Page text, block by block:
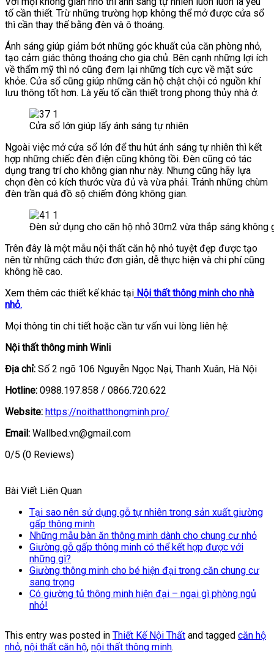
tố cần thiết. Trừ những trường hợp không thể mở được cửa sổ
thì cần thay thế bằng đèn và ô thoáng.
Ánh sáng giúp giảm bớt những góc khuất của căn phòng nhỏ,
tạo cảm giác thông thoáng cho gia chủ. Bên cạnh những lợi ích
về thẩm mỹ thì nó cũng đem lại những tích cực về mặt sức
khỏe. Cửa sổ cũng giúp những căn hộ chật chội có nguồn khí
lưu thông tốt hơn. Là yếu tố cần thiết trong phong thủy nhà ở.
Cửa sổ lớn giúp lấy ánh sáng tự nhiên
Ngoài việc mở cửa sổ lớn để thu hút ánh sáng tự nhiên thì kết
hợp những chiếc đèn điện cũng không tồi. Đèn cũng có tác
dụng trang trí cho không gian như này. Nhưng cũng hãy lựa
chọn đèn có kích thước vừa đủ và vừa phải. Tránh những chùm
đèn trần quá đồ sộ chiếm đóng không gian.
Đèn sử dụng cho căn hộ nhỏ 30m2 vừa thắp sáng không
Trên đây là một mẫu nội thất căn hộ nhỏ tuyệt đẹp được tạo
nên từ những cách thức đơn giản, dễ thực hiện và chi phí cũng
không hề cao.
Xem thêm các thiết kế khác tại Nội thất thông minh cho nhà
nhỏ.
Mọi thông tin chi tiết hoặc cần tư vấn vui lòng liên hệ:
Nội thất thông minh Winli
Địa chỉ: Số 2 ngõ 106 Nguyễn Ngọc Nại, Thanh Xuân, Hà Nội
Hotline: 0988.197.858 / 0866.720.622
Website: https://noithatthongminh.pro/
Email: Wallbed.vn@gmail.com
0/5 (0 Reviews)
Bài Viết Liên Quan
Tại sao nên sử dụng gỗ tự nhiên trong sản xuất giường
gấp thông minh
Những mẫu bàn ăn thông minh dành cho chung cư nhỏ
Giường gỗ gấp thông minh có thể kết hợp được với
những gì?
Giường thông minh cho bé hiện đại trong căn chung cư
sang trọng
Có giường tủ thông minh hiện đại – ngại gì phòng ngủ
nhỏ!
This entry was posted in Thiết Kế Nội Thất and tagged căn hộ
nhỏ, nội thất căn hộ, nội thất thông minh.